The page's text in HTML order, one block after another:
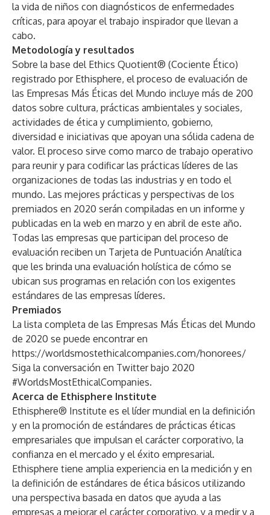
la vida de niños con diagnósticos de enfermedades
críticas, para apoyar el trabajo inspirador que llevan a
cabo.
Metodología y resultados
Sobre la base del Ethics Quotient® (Cociente Ético)
registrado por Ethisphere, el proceso de evaluación de
las Empresas Más Éticas del Mundo incluye más de 200
datos sobre cultura, prácticas ambientales y sociales,
actividades de ética y cumplimiento, gobierno,
diversidad e iniciativas que apoyan una sólida cadena de
valor. El proceso sirve como marco de trabajo operativo
para reunir y para codificar las prácticas líderes de las
organizaciones de todas las industrias y en todo el
mundo. Las mejores prácticas y perspectivas de los
premiados en 2020 serán compiladas en un informe y
publicadas en la web en marzo y en abril de este año.
Todas las empresas que participan del proceso de
evaluación reciben un Tarjeta de Puntuación Analítica
que les brinda una evaluación holística de cómo se
ubican sus programas en relación con los exigentes
estándares de las empresas líderes.
Premiados
La lista completa de las Empresas Más Éticas del Mundo
de 2020 se puede encontrar en
https://worldsmostethicalcompanies.com/honorees/
Siga la conversación en Twitter bajo 2020
#WorldsMostEthicalCompanies.
Acerca de Ethisphere Institute
Ethisphere® Institute es el líder mundial en la definición
y en la promoción de estándares de prácticas éticas
empresariales que impulsan el carácter corporativo, la
confianza en el mercado y el éxito empresarial.
Ethisphere tiene amplia experiencia en la medición y en
la definición de estándares de ética básicos utilizando
una perspectiva basada en datos que ayuda a las
empresas a mejorar el carácter corporativo, y a medir y a